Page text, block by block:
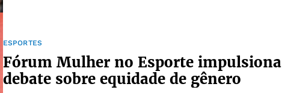
ESPORTES
Fórum Mulher no Esporte impulsiona
debate sobre equidade de gênero